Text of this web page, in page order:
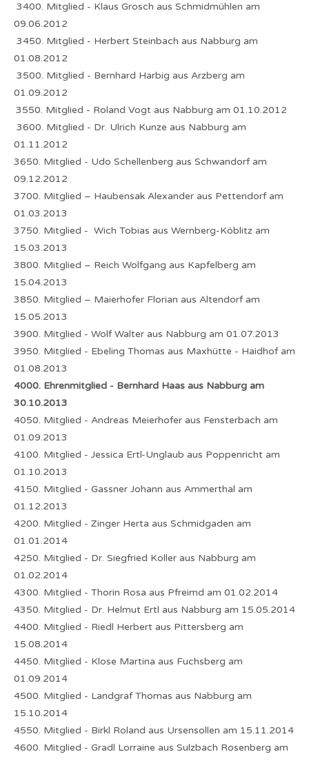
3400. Mitglied - Klaus Grosch aus Schmidmühlen am
09.06.2012
3450. Mitglied - Herbert Steinbach aus Nabburg am
01.08.2012
3500. Mitglied - Bernhard Harbig aus Arzberg am
01.09.2012
3550. Mitglied - Roland Vogt aus Nabburg am 01.10.2012
3600. Mitglied - Dr. Ulrich Kunze aus Nabburg am
01.11.2012
3650. Mitglied - Udo Schellenberg aus Schwandorf am
09.12.2012
3700. Mitglied – Haubensak Alexander aus Pettendorf am
01.03.2013
3750. Mitglied - Wich Tobias aus Wernberg-Köblitz am
15.03.2013
3800. Mitglied – Reich Wolfgang aus Kapfelberg am
15.04.2013
3850. Mitglied – Maierhofer Florian aus Altendorf am
15.05.2013
3900. Mitglied - Wolf Walter aus Nabburg am 01.07.2013
3950. Mitglied - Ebeling Thomas aus Maxhütte - Haidhof am
01.08.2013
4000. Ehrenmitglied - Bernhard Haas aus Nabburg am
30.10.2013
4050. Mitglied - Andreas Meierhofer aus Fensterbach am
01.09.2013
4100. Mitglied - Jessica Ertl-Unglaub aus Poppenricht am
01.10.2013
4150. Mitglied - Gassner Johann aus Ammerthal am
01.12.2013
4200. Mitglied - Zinger Herta aus Schmidgaden am
01.01.2014
4250. Mitglied - Dr. Siegfried Koller aus Nabburg am
01.02.2014
4300. Mitglied - Thorin Rosa aus Pfreimd am 01.02.2014
4350. Mitglied - Dr. Helmut Ertl aus Nabburg am 15.05.2014
4400. Mitglied - Riedl Herbert aus Pittersberg am
15.08.2014
4450. Mitglied - Klose Martina aus Fuchsberg am
01.09.2014
4500. Mitglied - Landgraf Thomas aus Nabburg am
15.10.2014
4550. Mitglied - Birkl Roland aus Ursensollen am 15.11.2014
4600. Mitglied - Gradl Lorraine aus Sulzbach Rosenberg am